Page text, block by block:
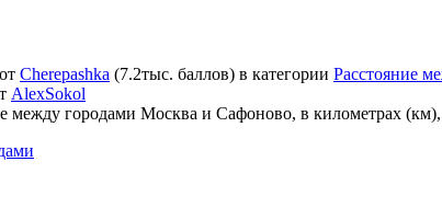
от Cherepashka (7.2тыс. баллов) в категории Расстояние
AlexSokol
между городами Москва и Сафоново, в километрах